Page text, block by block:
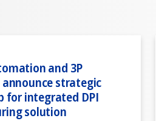
and 3P
strategic
for integrated DPI
solution